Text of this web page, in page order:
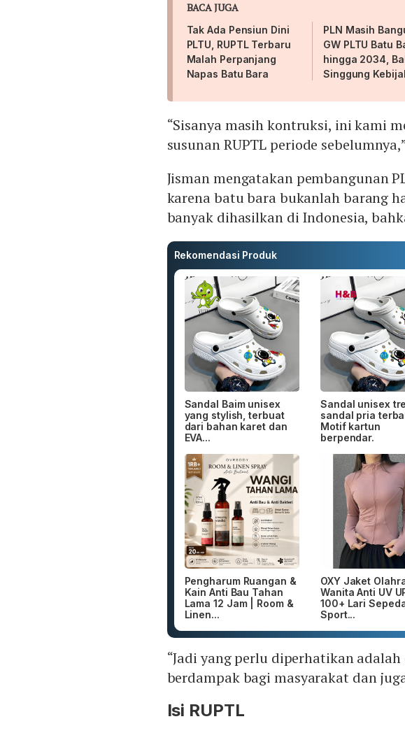
BACA JUGA
Tak Ada Pensiun Dini
PLTU, RUPTL Terbaru
Malah Perpanjang
Napas Batu Bara
PLN Masih
GW PLTU Batu
hingga 2034,
Singgung
“Sisanya masih kontruksi, ini kami
susunan RUPTL periode
Jisman mengatakan pembangunan
karena batu bara bukanlah barang
banyak dihasilkan di Indonesia,
Rekomendasi Produk
Sandal Baim unisex
yang stylish, terbuat
dari bahan karet dan
EVA...
Sandal unisex
sandal pria
Motif kartun
berpendar.
Pengharum Ruangan &
Kain Anti Bau Tahan
Lama 12 Jam | Room &
Linen...
OXY Jaket
Wanita Anti UV
100+ Lari
Sport...
“Jadi yang perlu diperhatikan
berdampak bagi masyarakat dan
Isi RUPTL